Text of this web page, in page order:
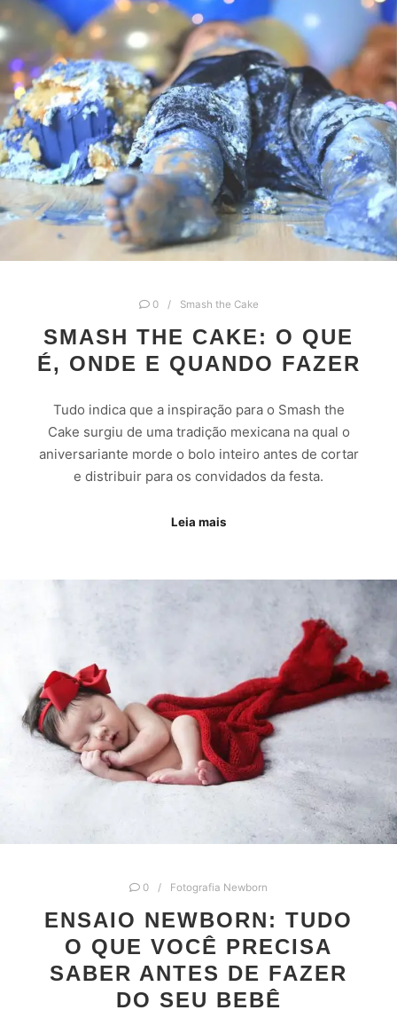
0 Smash the Cake
SMASH THE CAKE: O QUE
É, ONDE E QUANDO FAZER
Tudo indica que a inspiração para o Smash the
Cake surgiu de uma tradição mexicana na qual o
aniversariante morde o bolo inteiro antes de cortar
e distribuir para os convidados da festa.
Leia mais
0 Fotografia Newborn
ENSAIO NEWBORN: TUDO
O QUE VOCÊ PRECISA
SABER ANTES DE FAZER
DO SEU BEBÊ